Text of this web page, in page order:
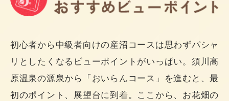
初心者から中級者向けの産沼コースは思わずパシャ
リとしたくなるビューポイントがいっぱい。須川高
原温泉の源泉から「おいらんコース」を進むと、最
初のポイント、展望台に到着。ここから、お花畑の